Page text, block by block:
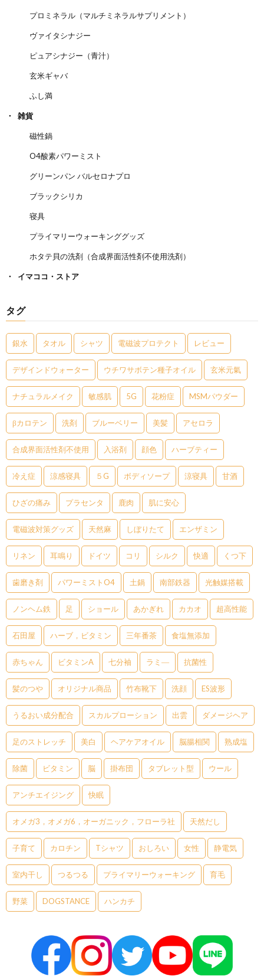
プロミネラル（マルチミネラルサプリメント）
ヴァイタシナジー
ピュアシナジー（青汁）
玄米ギャバ
ふし満
雑貨
磁性鍋
O4酸素パワーミスト
グリーンパン バルセロナプロ
ブラックシリカ
寝具
プライマリーウォーキンググッズ
ホタテ貝の洗剤（合成界面活性剤不使用洗剤）
イマココ・ストア
タグ
銀水 タオル シャツ 電磁波プロテクト レビュー
デザインドウォーター ウチワサボテン種子オイル 玄米元氣
ナチュラルメイク 敏感肌 5G 花粉症 MSMパウダー
βカロテン 洗剤 ブルーベリー 美髪 アセロラ
合成界面活性剤不使用 入浴剤 顔色 ハーブティー
冷え症 涼感寝具 ５G ボディソープ 涼寝具 甘酒
ひざの痛み プラセンタ 鹿肉 肌に安心
電磁波対策グッズ 天然麻 しぼりたて エンザミン
リネン 耳鳴り ドイツ コリ シルク 快適 くつ下
歯磨き剤 パワーミストO4 土鍋 南部鉄器 光触媒搭載
ノンヘム鉄 足 ショール あかぎれ カカオ 超高性能
石田屋 ハーブ，ビタミン 三年番茶 食塩無添加
赤ちゃん ビタミンA 七分袖 ラミ― 抗菌性
髪のつや オリジナル商品 竹布靴下 洗顔 ES波形
うるおい成分配合 スカルプローション 出雲 ダメージヘア
足のストレッチ 美白 ヘアケアオイル 脳腸相関 熟成塩
除菌 ビタミン 脳 掛布団 タブレット型 ウール
アンチエイジング 快眠
オメガ3，オメガ6，オーガニック，フローラ社 天然だし
子育て カロチン Tシャツ おしろい 女性 静電気
室内干し つるつる プライマリーウォーキング 育毛
野菜 DOGSTANCE ハンカチ